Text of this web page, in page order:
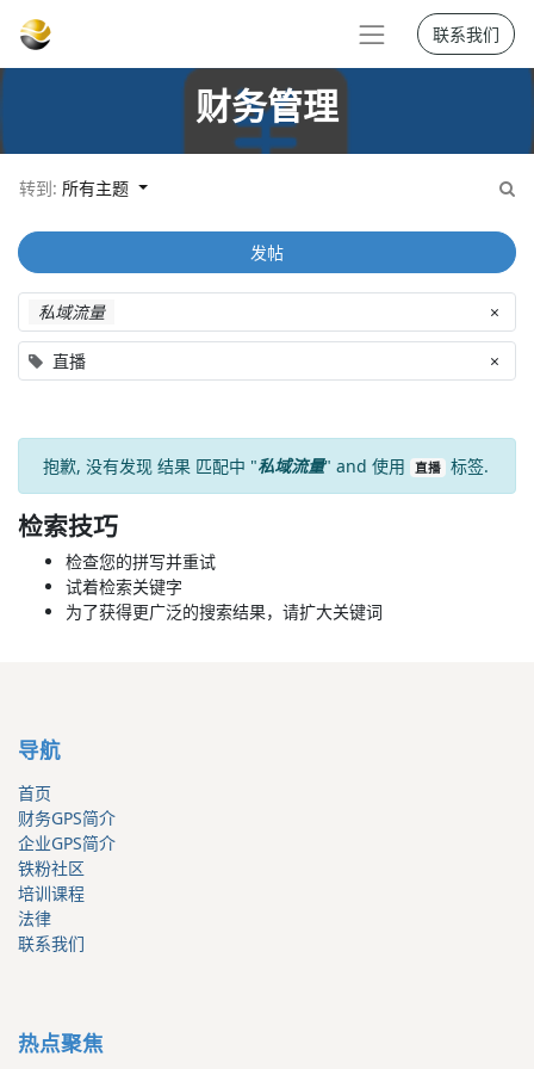
联系我们
财务管理
转到: 所有主题
私域流量 ×
直播 ×
发帖
抱歉, 没有发现 结果 匹配中 "私域流量" and 使用 直播 标签.
检索技巧
检查您的拼写并重试
试着检索关键字
为了获得更广泛的搜索结果，请扩大关键词
导航
首页
财务GPS简介
企业GPS简介
铁粉社区
培训课程
法律
联系我们
热点聚焦